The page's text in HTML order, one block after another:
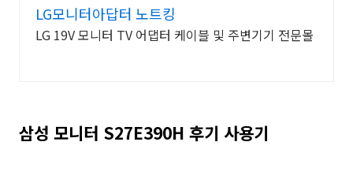
LG모니터아답터 노트킹
LG 19V 모니터 TV 어댑터 케이블 및 주변기기 전문몰
삼성 모니터 S27E390H 후기 사용기